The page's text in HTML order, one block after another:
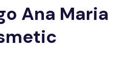
Ana Maria